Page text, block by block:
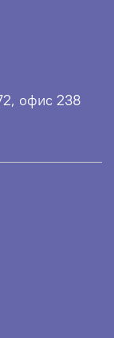
офис 238